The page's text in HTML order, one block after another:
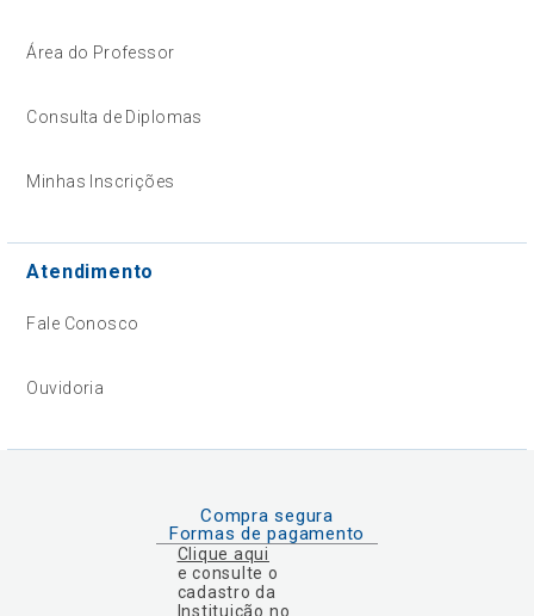
Área do Professor
Consulta de Diplomas
Minhas Inscrições
Atendimento
Fale Conosco
Ouvidoria
Compra segura
Formas de pagamento
Clique aqui
e consulte o
cadastro da
Instituição no